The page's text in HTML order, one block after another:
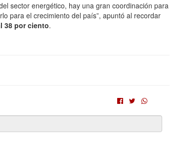
sector energético, hay una gran coordinación para
para el crecimiento del país”, apuntó al recordar
38 por ciento.